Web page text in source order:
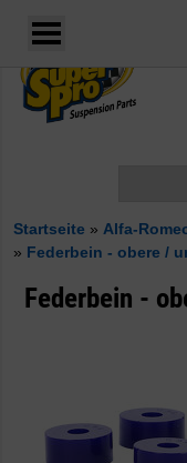
Startseite » Alfa-
» Federbein - obere /
Federbein -